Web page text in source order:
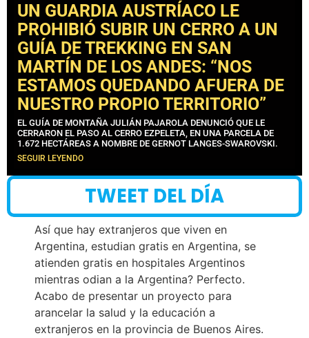
UN GUARDIA AUSTRÍACO LE
PROHIBIÓ SUBIR UN CERRO A UN
GUÍA DE TREKKING EN SAN
MARTÍN DE LOS ANDES: “NOS
ESTAMOS QUEDANDO AFUERA DE
NUESTRO PROPIO TERRITORIO”
EL GUÍA DE MONTAÑA JULIÁN PAJAROLA DENUNCIÓ QUE LE
CERRARON EL PASO AL CERRO EZPELETA, EN UNA PARCELA DE
1.672 HECTÁREAS A NOMBRE DE GERNOT LANGES-SWAROVSKI.
SEGUIR LEYENDO
TWEET DEL DÍA
Así que hay extranjeros que viven en
Argentina, estudian gratis en Argentina, se
atienden gratis en hospitales Argentinos
mientras odian a la Argentina? Perfecto.
Acabo de presentar un proyecto para
arancelar la salud y la educación a
extranjeros en la provincia de Buenos Aires.